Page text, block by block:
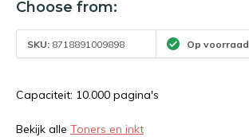
Choose from:
SKU: 8718891009898 Op voorraad
Capaciteit: 10.000 pagina's
Bekijk alle Toners en inkt